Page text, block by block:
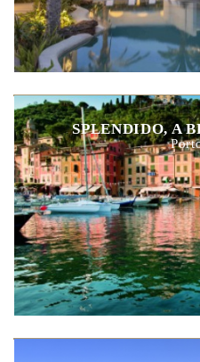
SPLENDIDO, A